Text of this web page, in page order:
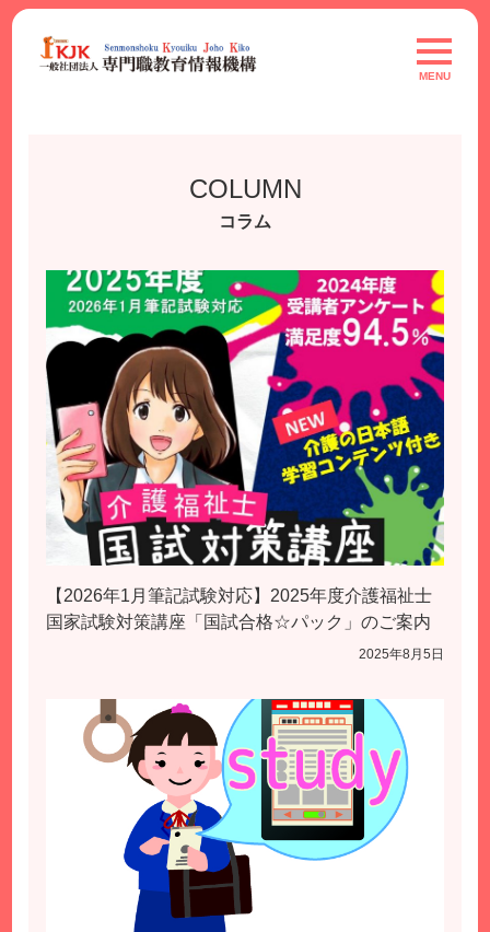
Skip
content
toggle
MENU
COLUMN
コラム
【2026年1月筆記試験対応】2025年度介護福祉士
国家試験対策講座「国試合格☆パック」のご案内
2025年8月5日